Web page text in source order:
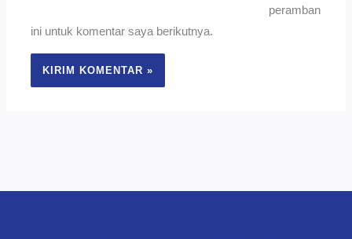
peramban
ini untuk komentar saya berikutnya.